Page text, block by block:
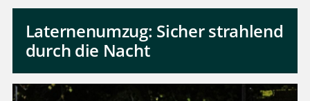
Laternenumzug: Sicher strahlend
durch die Nacht